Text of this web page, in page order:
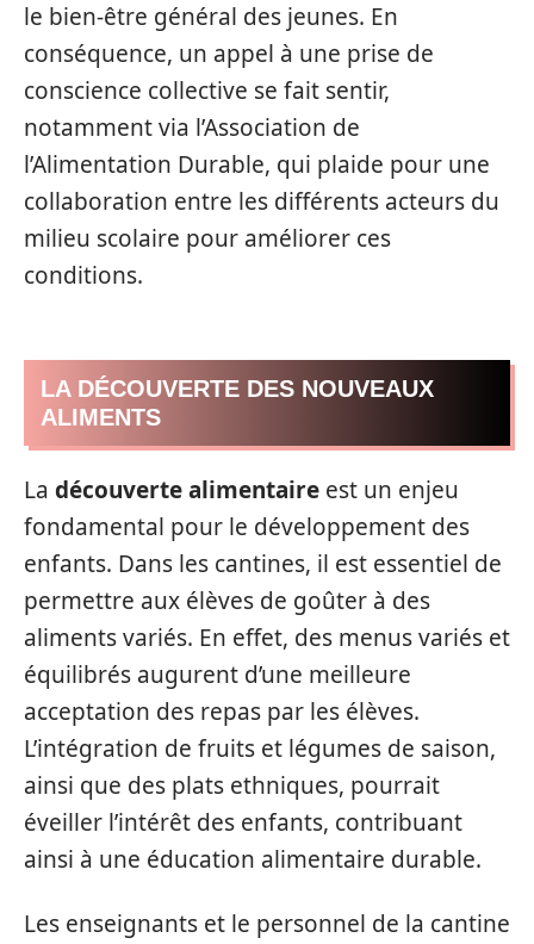
le bien-être général des jeunes. En
conséquence, un appel à une prise de
conscience collective se fait sentir,
notamment via l’Association de
l’Alimentation Durable, qui plaide pour une
collaboration entre les différents acteurs du
milieu scolaire pour améliorer ces
conditions.
LA DÉCOUVERTE DES NOUVEAUX
ALIMENTS
La découverte alimentaire est un enjeu
fondamental pour le développement des
enfants. Dans les cantines, il est essentiel de
permettre aux élèves de goûter à des
aliments variés. En effet, des menus variés et
équilibrés augurent d’une meilleure
acceptation des repas par les élèves.
L’intégration de fruits et légumes de saison,
ainsi que des plats ethniques, pourrait
éveiller l’intérêt des enfants, contribuant
ainsi à une éducation alimentaire durable.
Les enseignants et le personnel de la cantine